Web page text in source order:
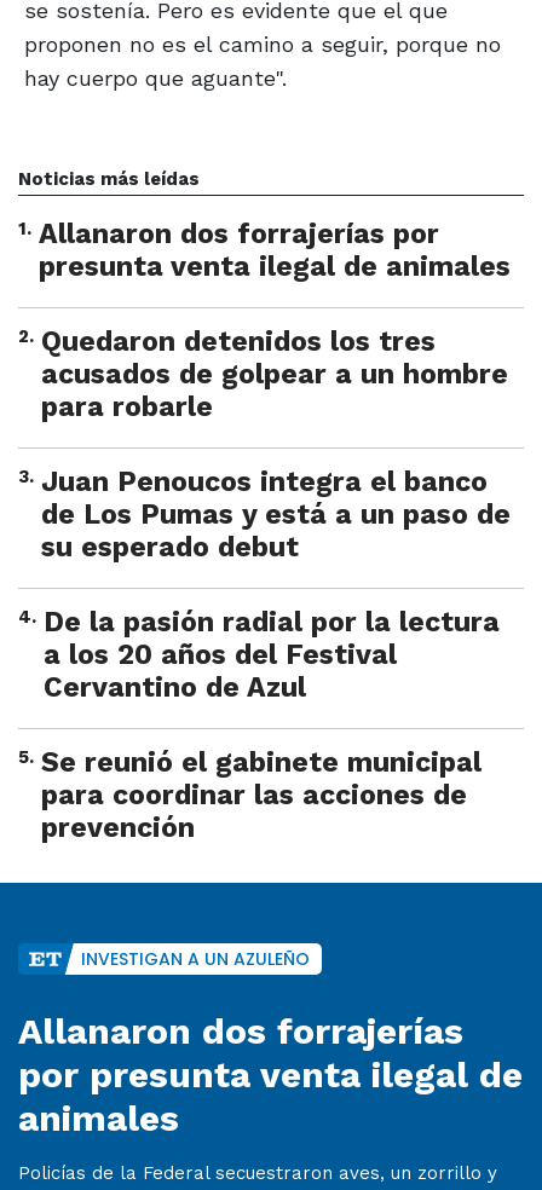
se sostenía. Pero es evidente que el que
proponen no es el camino a seguir, porque no
hay cuerpo que aguante".
Noticias más leídas
1. Allanaron dos forrajerías por
presunta venta ilegal de animales
2. Quedaron detenidos los tres
acusados de golpear a un hombre
para robarle
3. Juan Penoucos integra el banco
de Los Pumas y está a un paso de
su esperado debut
4. De la pasión radial por la lectura
a los 20 años del Festival
Cervantino de Azul
5. Se reunió el gabinete municipal
para coordinar las acciones de
prevención
INVESTIGAN A UN AZULEÑO
Allanaron dos forrajerías
por presunta venta ilegal de
animales
Policías de la Federal secuestraron aves, un zorrillo y